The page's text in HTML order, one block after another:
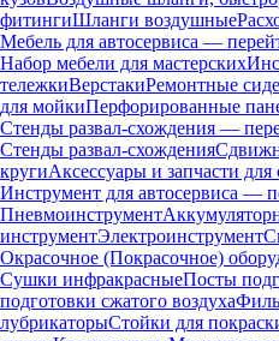
фитингиШланги воздушные
Мебель для автосервиса —
Набор мебели для мастерских
тележкиВерстакиРемонтные
для мойкиПерфорированные
Стенды развал-схождения —
Стенды развал-схождения
кругиАксессуары и запчасти для
Инструмент для автосервиса —
Пневмоинструмент
инструментЭлектроинструмент
Окрасочное (Покрасочное)
Сушки инфракрасныеПосты
подготовки сжатого воздуха
лубрикаторыСтойки для